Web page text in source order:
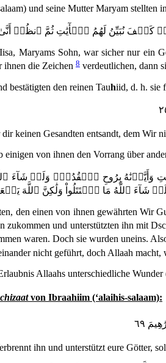
und seine Mutter Maryam stellten
نُبَيِّنُ لَهُمُ ٱلۡأٓيَٰتِ ثُمَّ ٱنظُرۡ أَنَّىٰ
Maryams Sohn, war sicher nur ein
ihnen die Zeichen 8 verdeutlichen, dann
bestätigten den reinen Tauhiid, d. h. sie
keinen Gesandten entsandt, dem Wir
einigen von ihnen den Vorrang über
بِرُوحِ ٱلۡقُدُسِۗ وَلَوۡ شَآءَ
مَا ٱقۡتَتَلُواْ وَلَٰكِنَّ ٱللَّهَ يَفۡعَلُ مَا
den einen von ihnen gewährten Wir
zukommen und unterstützten ihn mit
waren. Doch sie wurden uneins.
nicht geführt, doch Allaah macht,
Allaahs unterschiedliche Wunder
von Ibraahiim (‘alaihis-salaam):
ihn und unterstützt eure Götter,